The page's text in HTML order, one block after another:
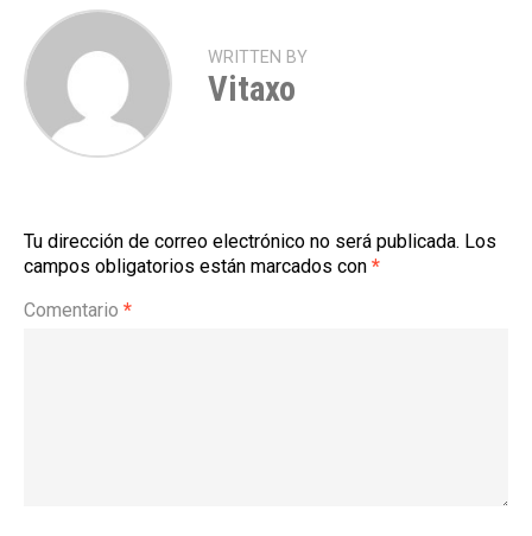
WRITTEN BY
Vitaxo
Tu dirección de correo electrónico no será publicada. Los
campos obligatorios están marcados con *
Comentario *